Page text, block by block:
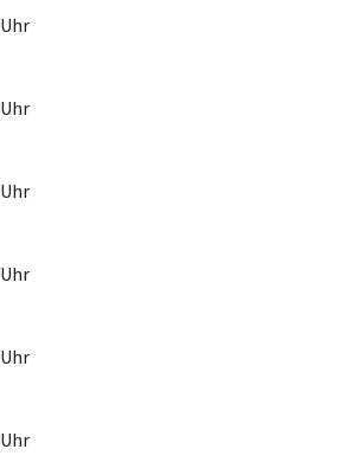
Uhr
Uhr
Uhr
Uhr
Uhr
Uhr